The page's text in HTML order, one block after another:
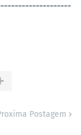
Postagem